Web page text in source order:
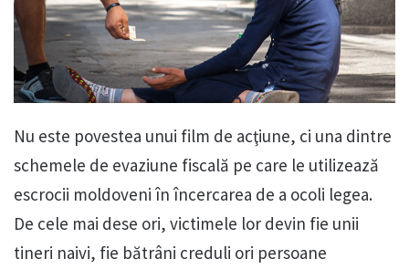
Nu este povestea unui film de acţiune, ci una dintre
schemele de evaziune fiscală pe care le utilizează
escrocii moldoveni în încercarea de a ocoli legea.
De cele mai dese ori, victimele lor devin fie unii
tineri naivi, fie bătrâni creduli ori persoane